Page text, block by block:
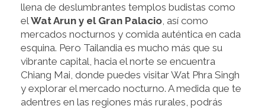
llena de deslumbrantes templos budistas como
el Wat Arun y el Gran Palacio , así como
mercados nocturnos y comida auténtica en cada
esquina. Pero Tailandia es mucho más que su
vibrante capital, hacia el norte se encuentra
Chiang Mai, donde puedes visitar Wat Phra Singh
y explorar el mercado nocturno. A medida que te
adentres en las regiones más rurales, podrás